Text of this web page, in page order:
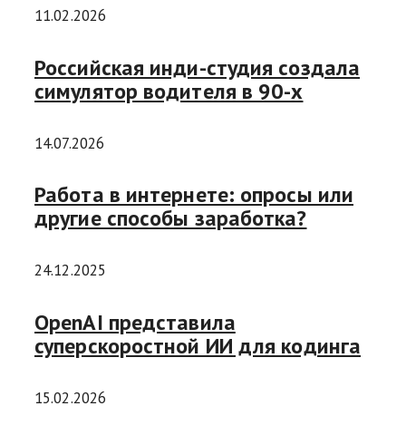
11.02.2026
Российская инди-студия создала
симулятор водителя в 90-х
14.07.2026
Работа в интернете: опросы или
другие способы заработка?
24.12.2025
OpenAI представила
суперскоростной ИИ для кодинга
15.02.2026